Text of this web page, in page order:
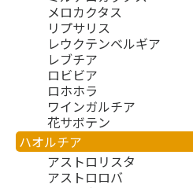
メロカクタス
リプサリス
レウクテンベルギア
レブチア
ロビビア
ロホホラ
ワインガルチア
花サボテン
ハオルチア
アストロリスタ
アストロロバ